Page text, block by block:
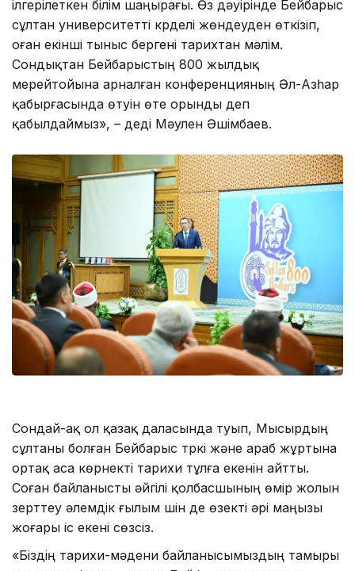
ілгерілеткен білім шаңырағы. Өз дәуірінде Бейбарыс
сұлтан университетті күрделі жөндеуден өткізіп,
оған екінші тыныс бергені тарихтан мәлім.
Сондықтан Бейбарыстың 800 жылдық
мерейтойына арналған конференцияның Әл-Азһар
қабырғасында өтуін өте орынды деп
қабылдаймыз», – деді Мәулен Әшімбаев.
Сондай-ақ ол қазақ даласында туып, Мысырдың
сұлтаны болған Бейбарыс түркі және араб жұртына
ортақ аса көрнекті тарихи тұлға екенін айтты.
Соған байланысты әйгілі қолбасшының өмір жолын
зерттеу әлемдік ғылым үшін де өзекті әрі маңызы
жоғары іс екені сөзсіз.
«Біздің тарихи-мәдени байланысымыздың тамыры